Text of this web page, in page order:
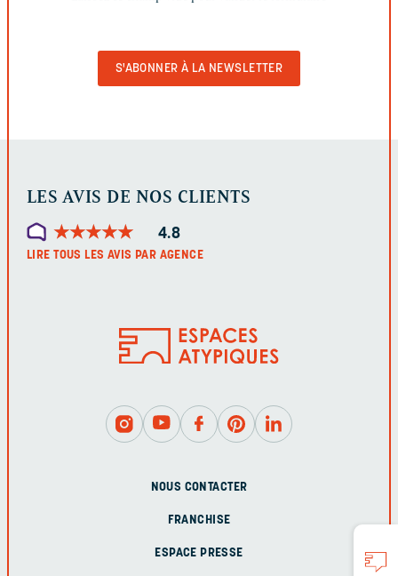
LES AVIS DE NOS CLIENTS
★★★★★
★★★★★ 4.8
LIRE TOUS LES AVIS PAR AGENCE
NOUS CONTACTER
FRANCHISE
ESPACE PRESSE